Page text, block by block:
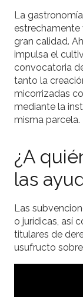
La
estrechamente
gran calidad.
impulsa el
convocatoria
tanto la
micorrizadas
mediante la
misma parcela.
¿A
las
Las
o jurídicas, así
titulares de
usufructo